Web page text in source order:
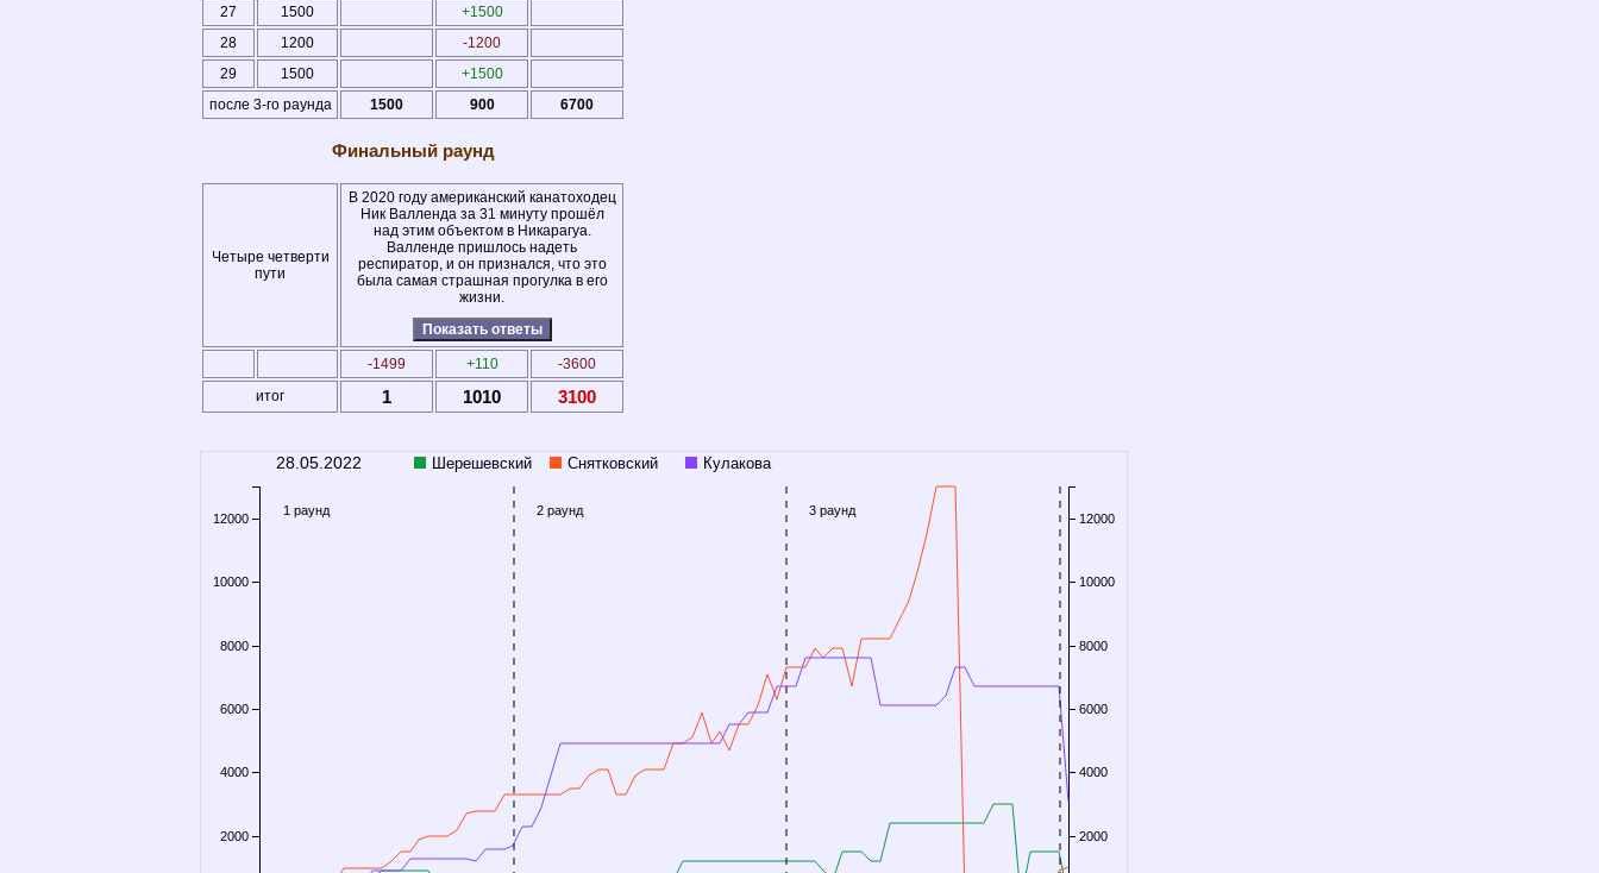
27
1500
+1500
28
1200
-1200
29
1500
+1500
после 3-го раунда
1500 900 6700
Финальный раунд
Четыре четверти
пути
В 2020 году американский канатоходец
Ник Валленда за 31 минуту прошёл
над этим объектом в Никарагуа.
Валленде пришлось надеть
респиратор, и он признался, что это
была самая страшная прогулка в его
жизни.
Показать ответы
-1499 +110
-3600
итог
1 1010 3100
28.05.2022
1 раунд 2 раунд 3 раунд
2000
4000
6000
8000
10000
12000
2000
4000
6000
8000
10000
12000
Шерешевский Снятковский Кулакова